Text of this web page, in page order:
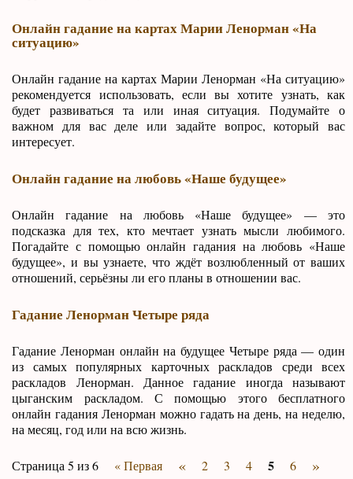
Онлайн гадание на картах Марии Ленорман «На
ситуацию»
Онлайн гадание на картах Марии Ленорман «На ситуацию»
рекомендуется использовать, если вы хотите узнать, как
будет развиваться та или иная ситуация. Подумайте о
важном для вас деле или задайте вопрос, который вас
интересует.
Онлайн гадание на любовь «Наше будущее»
Онлайн гадание на любовь «Наше будущее» — это
подсказка для тех, кто мечтает узнать мысли любимого.
Погадайте с помощью онлайн гадания на любовь «Наше
будущее», и вы узнаете, что ждёт возлюбленный от ваших
отношений, серьёзны ли его планы в отношении вас.
Гадание Ленорман Четыре ряда
Гадание Ленорман онлайн на будущее Четыре ряда — один
из самых популярных карточных раскладов среди всех
раскладов Ленорман. Данное гадание иногда называют
цыганским раскладом. С помощью этого бесплатного
онлайн гадания Ленорман можно гадать на день, на неделю,
на месяц, год или на всю жизнь.
Страница 5 из 6 « Первая « 2 3 4 5 6 »